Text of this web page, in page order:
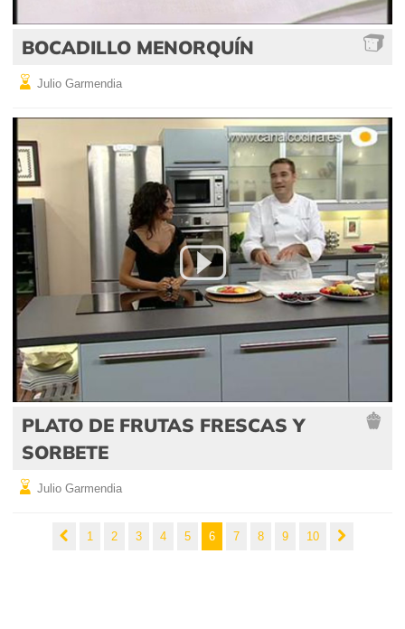
BOCADILLO MENORQUÍN
Julio Garmendia
PLATO DE FRUTAS FRESCAS Y
SORBETE
Julio Garmendia
1 2 3 4 5 6 7 8 9 10